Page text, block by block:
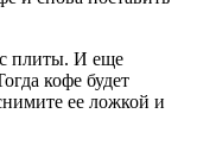
с плиты. И еще
кофе будет
ее ложкой и